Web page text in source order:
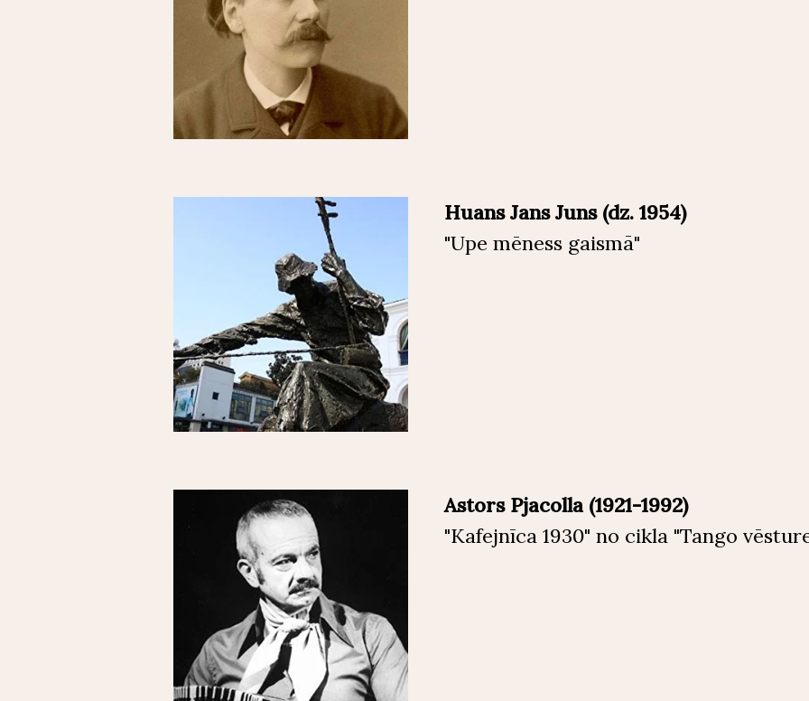
Huans Jans Juns (dz. 1954)
"Upe mēness gaismā"
Astors Pjacolla (1921-1992)
"Kafejnīca 1930" no cikla "Tango